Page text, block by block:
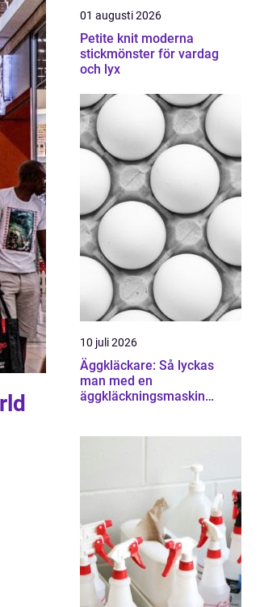
01 augusti 2026
Petite knit moderna
stickmönster för vardag
och lyx
10 juli 2026
Äggkläckare: Så lyckas
man med en
äggkläckningsmaskin